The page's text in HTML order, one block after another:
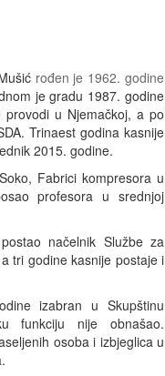
rođen je 1962. godine
je gradu 1987. godine
provodi u Njemačkoj, a po
Trinaest godina kasnije
2015. godine.
Fabrici kompresora u
profesora u srednjoj
načelnik Službe za
tri godine kasnije postaje i
izabran u Skupštinu
funkciju nije obnašao.
osoba i izbjeglica u